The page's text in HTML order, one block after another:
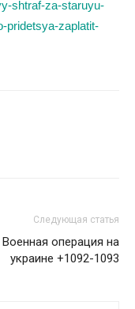
shtraf-za-staruyu-
pridetsya-zaplatit-
Следующая статья
Военная операция на
украине +1092-1093